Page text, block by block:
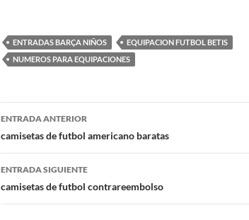
ENTRADAS BARÇA NIÑOS
EQUIPACION FUTBOL BETIS
NUMEROS PARA EQUIPACIONES
Navegación
de
entradas
ENTRADA ANTERIOR
camisetas de futbol americano baratas
ENTRADA SIGUIENTE
camisetas de futbol contrareembolso